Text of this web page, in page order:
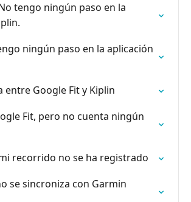
tengo ningún paso en la
ningún paso en la aplicación
entre Google Fit y Kiplin
Fit, pero no cuenta ningún
recorrido no se ha registrado
se sincroniza con Garmin